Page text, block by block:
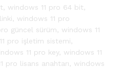
windows 11 pro 64 bit
windows 11 pro
güncel sürüm
windows 11
pro işletim sistemi
11 pro key, windows 11
pro lisans anahtarı
windows